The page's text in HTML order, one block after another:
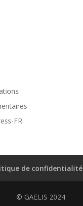
FR
de confidentialité
© GAELIS 2024